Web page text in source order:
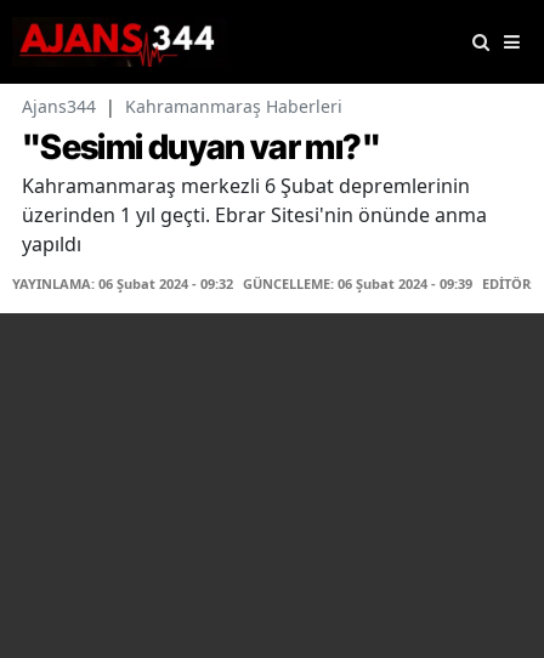
Ajans344 | Kahramanmaraş Haberleri
"Sesimi duyan var mı?"
Kahramanmaraş merkezli 6 Şubat depremlerinin
üzerinden 1 yıl geçti. Ebrar Sitesi'nin önünde anma
yapıldı
YAYINLAMA: 06 Şubat 2024 - 09:32 GÜNCELLEME: 06 Şubat 2024 - 09:39